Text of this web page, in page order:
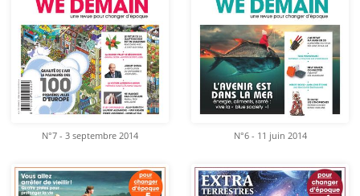
N°7 - 3 septembre 2014 N°6 - 11 juin 2014